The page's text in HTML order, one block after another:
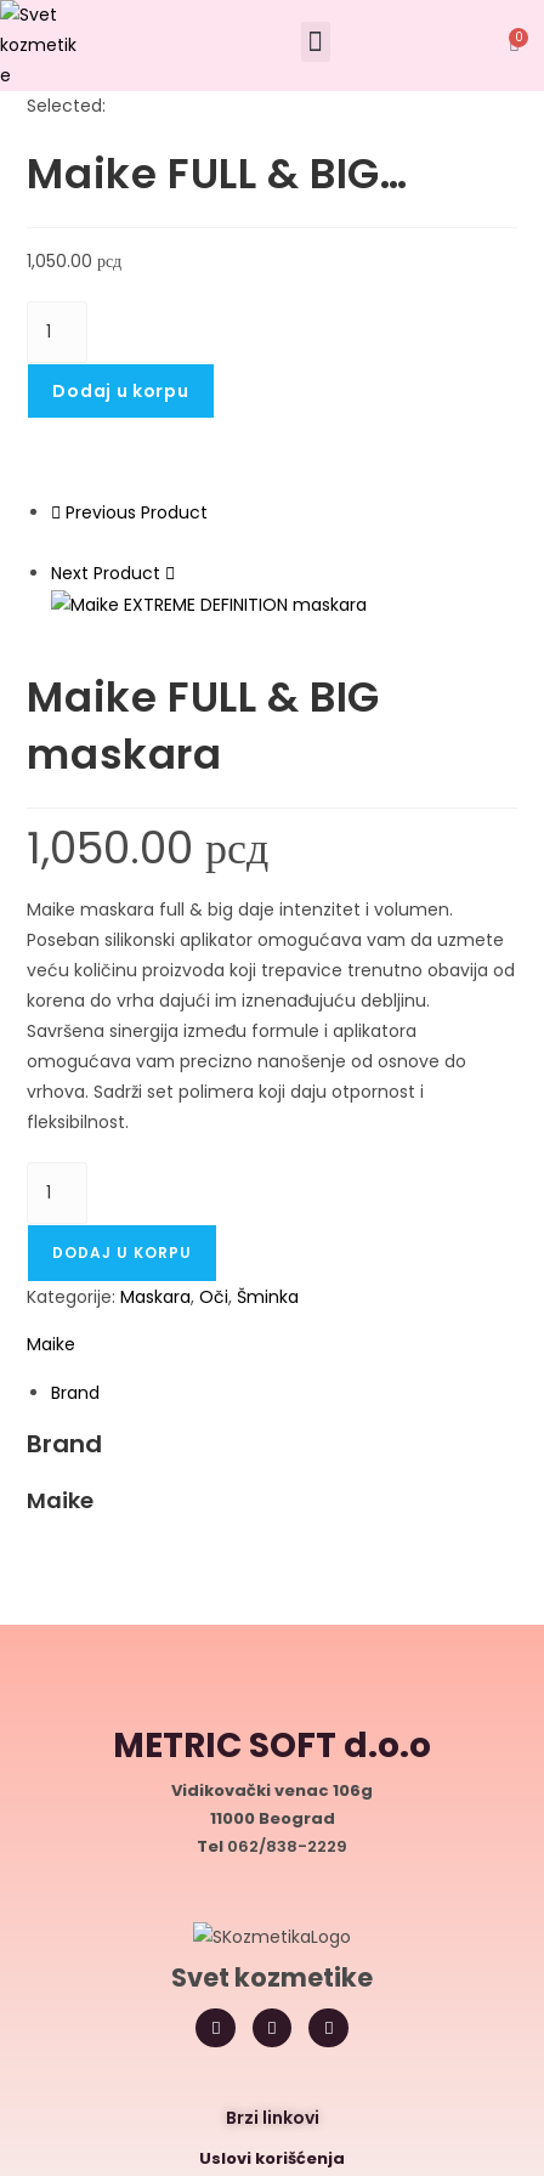
0
Selected:
Maike FULL & BIG…
1,050.00рсд
Dodaj u korpu
Previous Product
Next Product
Maike FULL & BIG
maskara
1,050.00рсд
Maike maskara full & big daje intenzitet i volumen.
Poseban silikonski aplikator omogućava vam da uzmete
veću količinu proizvoda koji trepavice trenutno obavija od
korena do vrha dajući im iznenađujuću debljinu.
Savršena sinergija između formule i aplikatora
omogućava vam precizno nanošenje od osnove do
vrhova. Sadrži set polimera koji daju otpornost i
fleksibilnost.
DODAJ U KORPU
Kategorije:Maskara,Oči,Šminka
Maike
Brand
Brand
Maike
METRIC SOFT d.o.o
Vidikovački venac 106g
11000 Beograd
Tel 062/838-2229
Svet kozmetike
Brzi linkovi
Uslovi korišćenja